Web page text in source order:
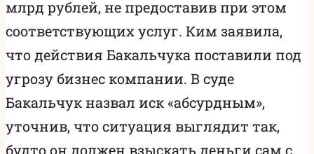
млрд рублей, не предоставив при этом
соответствующих услуг. Ким заявила,
что действия Бакальчука поставили под
угрозу бизнес компании. В суде
Бакальчук назвал иск «абсурдным»,
уточнив, что ситуация выглядит так,
будто он должен взыскать деньги сам с